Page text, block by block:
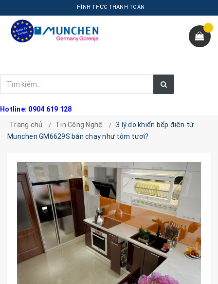
HÌNH THỨC THANH TOÁN
Hotline: 0904 619 128
Trang chủ
Tin Công Nghệ
3 lý do khiến bếp điện từ
Munchen GM6629S bán chạy như tôm tươi?